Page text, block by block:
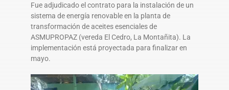
Fue adjudicado el contrato para la instalación de un
sistema de energía renovable en la planta de
transformación de aceites esenciales de
ASMUPROPAZ (vereda El Cedro, La Montañita). La
implementación está proyectada para finalizar en
mayo.